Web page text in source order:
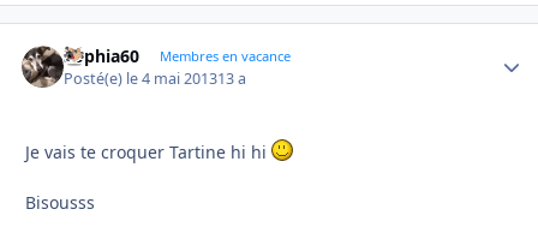
Sophia60 Membres en vacance
Posté(e) le 4 mai 201313 a
Je vais te croquer Tartine hi hi
Bisousss